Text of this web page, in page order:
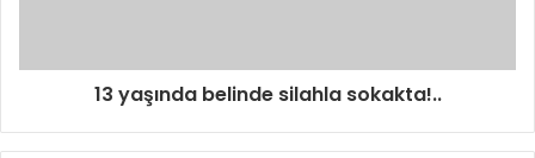
13 yaşında belinde silahla sokakta!..